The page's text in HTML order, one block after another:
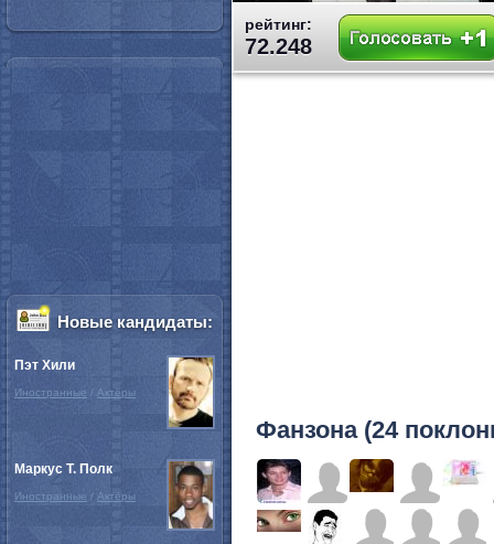
рейтинг:
72.248
Фанзона (24
Новые кандидаты:
Пэт Хили
Иностранные / Актёры
Маркус Т. Полк
Иностранные / Актёры